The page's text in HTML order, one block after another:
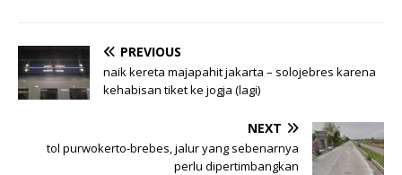
PREVIOUS
naik kereta majapahit jakarta – solojebres karena
kehabisan tiket ke jogja (lagi)
NEXT
tol purwokerto-brebes, jalur yang sebenarnya
perlu dipertimbangkan